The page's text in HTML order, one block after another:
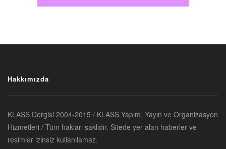
Hakkımızda
KLASS Dergisi 2004-2015 / KLASS Yapım, Yayın ve Organizasyon
Hizmetleri / Tüm hakları saklıdır. Sitede yer alan haberler ve
resimler izinsiz kullanılamaz.